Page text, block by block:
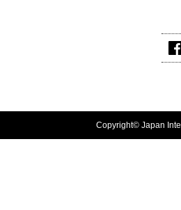
Copyright© Japan